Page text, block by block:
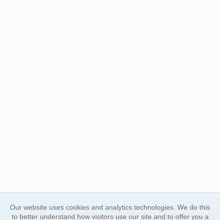
Our website uses cookies and analytics technologies. We do this
to better understand how visitors use our site and to offer you a